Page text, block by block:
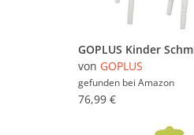
von GOPLUS
gefunden bei Amazon
76,99 €